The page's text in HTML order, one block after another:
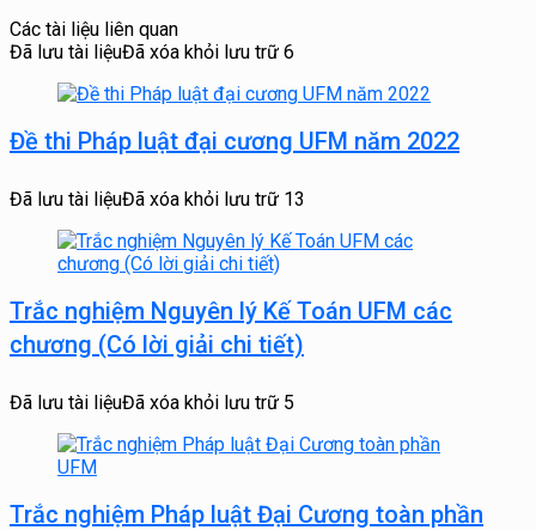
Các tài liệu liên quan
Đã lưu tài liệuĐã xóa khỏi lưu trữ 6
Đề thi Pháp luật đại cương UFM năm 2022
Đã lưu tài liệuĐã xóa khỏi lưu trữ 13
Trắc nghiệm Nguyên lý Kế Toán UFM các
chương (Có lời giải chi tiết)
Đã lưu tài liệuĐã xóa khỏi lưu trữ 5
Trắc nghiệm Pháp luật Đại Cương toàn phần